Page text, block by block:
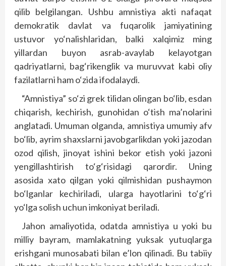
qilib belgilangan. Ushbu amnistiya akti nafaqat
demokratik davlat va fuqarolik jamiyatining
ustuvor yo‘nalishlaridan, balki xalqimiz ming
yillardan buyon asrab-avaylab kelayotgan
qadriyatlarni, bag‘rikenglik va muruvvat kabi oliy
fazilatlarni ham o‘zida ifodalaydi.
“Amnistiya” so‘zi grek tilidan olingan bo‘lib, esdan
chiqarish, kechirish, gunohidan o‘tish ma’nolarini
anglatadi. Umuman olganda, amnistiya umumiy afv
bo‘lib, ayrim shaxslarni javobgarlikdan yoki jazodan
ozod qilish, jinoyat ishini bekor etish yoki jazoni
yengillashtirish to‘g‘risidagi qarordir. Uning
asosida xato qilgan yoki qilmishidan pushaymon
bo‘lganlar kechiriladi, ularga hayotlarini to‘g‘ri
yo‘lga solish uchun imkoniyat beriladi.
Jahon amaliyotida, odatda amnistiya u yoki bu
milliy bayram, mamlakatning yuksak yutuqlarga
erishgani munosabati bilan e’lon qilinadi. Bu tabiiy